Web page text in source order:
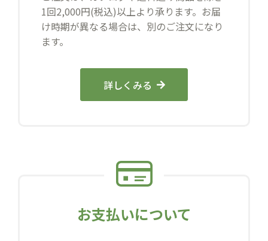
1回2,000円(税込)以上より承ります。お届
け時期が異なる場合は、別のご注文になり
ます。
詳しくみる
お支払いについて